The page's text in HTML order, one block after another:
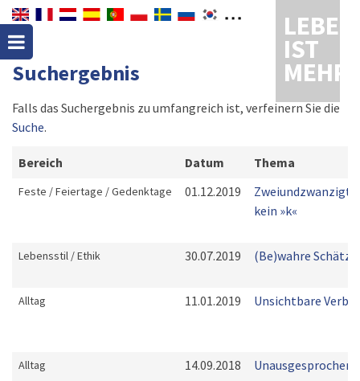
LEBEN
IST
MEHR
Suchergebnis
Falls das Suchergebnis zu umfangreich ist, verfeinern Sie die
Suche.
Bereich Datum Thema
Feste / Feiertage / Gedenktage 01.12.2019
kein »k«
Lebensstil / Ethik 30.07.2019 (Be)wahre Schätze!
Alltag 11.01.2019 Unsichtbare
Alltag 14.09.2018 Unausgesprochen